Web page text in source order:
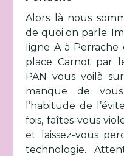
Alors là nous
de quoi on parle.
ligne A à
place Carnot par
PAN vous voilà
manque de
l’habitude de
fois, faîtes-vous
et laissez-vous
technologie.